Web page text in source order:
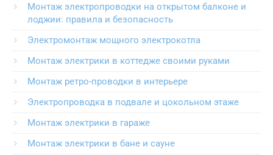
Монтаж электропроводки на открытом балконе и
лоджии: правила и безопасность
Электромонтаж мощного электрокотла
Монтаж электрики в коттедже своими руками
Монтаж ретро-проводки в интерьере
Электропроводка в подвале и цокольном этаже
Монтаж электрики в гараже
Монтаж электрики в бане и сауне